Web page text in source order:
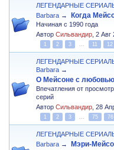
ЛЕГЕНДАРНЫЕ
Barbara → Когда
Начиная с 1990 года
АвторСильвандир ,2 Авг
1 2 3 11 12
ЛЕГЕНДАРНЫЕ
Barbara →
О Мейсоне с
Впечатления от
серий
АвторСильвандир ,28
1 2 3 75 76
ЛЕГЕНДАРНЫЕ
Barbara → Мэри-